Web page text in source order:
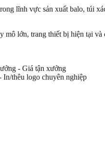
lĩnh vực sản xuất balo, túi
lớn, trang thiết bị hiện tại
- Giá tận xưởng
In/thêu logo chuyên nghiệp